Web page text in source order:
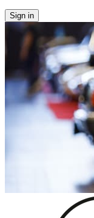
Sign in